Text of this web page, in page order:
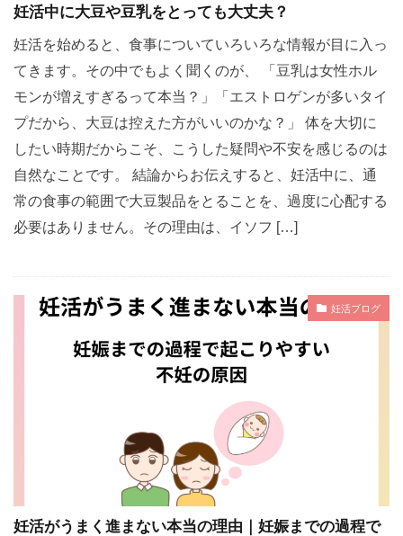
妊活中に大豆や豆乳をとっても大丈夫？
妊活を始めると、食事についていろいろな情報が目に入っ
てきます。その中でもよく聞くのが、 「豆乳は女性ホル
モンが増えすぎるって本当？」「エストロゲンが多いタイ
プだから、大豆は控えた方がいいのかな？」 体を大切に
したい時期だからこそ、こうした疑問や不安を感じるのは
自然なことです。 結論からお伝えすると、妊活中に、通
常の食事の範囲で大豆製品をとることを、過度に心配する
必要はありません。その理由は、イソフ […]
妊活ブログ
妊活がうまく進まない本当の理由｜妊娠までの過程で